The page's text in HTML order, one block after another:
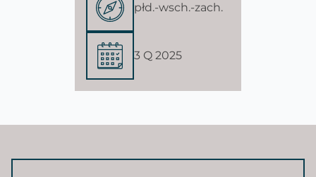
płd.-wsch.-zach.
3 Q 2025